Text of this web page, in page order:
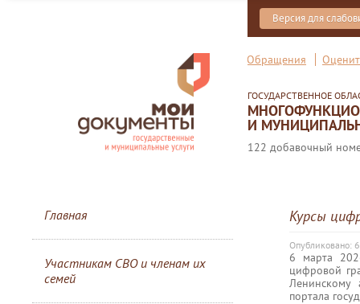
Версия для
Обращения
ГОСУДАРСТВЕННОЕ
И
122 добавочный
Главная
Участникам СВО и членам их
семей
Курсы
Опубликовано:
6 марта
цифровой
Ленинскому
портала